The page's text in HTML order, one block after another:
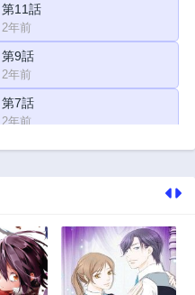
第11話
2年前
第9話
2年前
第7話
2年前
第5話
第1話
2年前